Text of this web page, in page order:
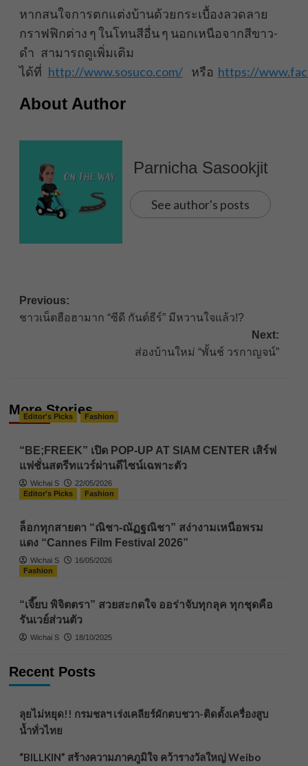
หากสนใจการตกแต่งบ้านด้วยกระเบื้องลวดลาย
กราฟฟิกต่าง ๆ ในโทนสีอื่น ๆ นอกเหนือจากสีขาว-
ดำ สามารถดูเพิ่มเติม
ได้ที่ http://www.sosuco.com/หรือ https://
About Author
Parnicha Sasookjit
See author's posts
Post
navigation
Previous:
ชาวเน็ตฮือฮามาก “ซีดี กันต์ธีร์” มีหวานใจแล้ว!?
Next:
ส่องบ้านใหม่ “พั้นช์ วรกาญจน์”
More Stories
Editor's Picks Fashion
“BE;FREEK” เปิด POP-UP AT SIAM CENTER เสิร์ฟ
แฟชั่นสตรีทแวร์ผ่านดีไซน์เฉพาะตัว
Wichai S
22/05/2026
Editor's Picks
Fashion
ล็อกทุกสายตา “ณิชา-ณัฏฐณิชา” สง่างามเหนือพรม
แดง “Cannes Film Festival 2026”
Wichai S
16/05/2026
Fashion
“เจี๊ยบ พิจิตตรา” สวยสะกดใจ ออร่าจับทุกลุค ทุกชุดคือ
รันเวย์ส่วนตัว
Wichai S 18/10/2025
Recent Posts
ลุยไม่หยุด!! กรมชลฯ เร่งเคลียร์ผักตบชวา-ติดตั้งเครื่องสูบ
น้ำทั่วไทย
“BILLKIN” สร้างความภาคภูมิใจ คว้ารางวัลใหญ่ Weibo